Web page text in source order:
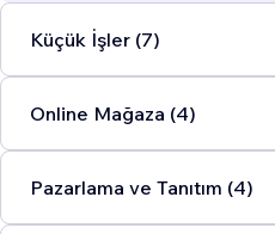
Küçük İşler (7)
Online Mağaza (4)
Pazarlama ve Tanıtım (4)